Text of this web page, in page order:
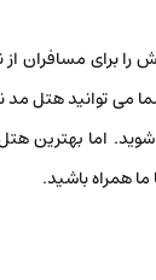
و اسایش را برای
می توانید هتل مد
همراه باشید.